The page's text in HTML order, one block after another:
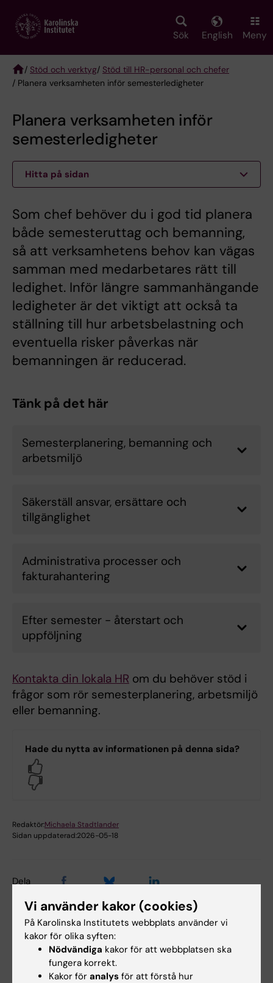
main
Sök English Meny
Breadcrumb
/ Stöd och verktyg/ Stöd till HR-personal och chefer
/ Planera verksamheten inför semesterledigheter
Planera verksamheten inför
semesterledigheter
Hitta på sidan
Som chef behöver du i god tid planera
både semesteruttag och bemanning,
så att verksamhetens behov kan vägas
samman med medarbetares rätt till
ledighet. Inför längre sammanhängande
ledigheter är det viktigt att också ta
ställning till hur arbetsbelastning och
eventuella risker påverkas när
bemanningen är reducerad.
Tänk på det här
Semesterplanering, bemanning och
arbetsmiljö
Säkerställ ansvar, ersättare och
tillgänglighet
Administrativa processer och
fakturahantering
Efter semester - återstart och
uppföljning
Kontakta din lokala HR om du behöver stöd i
frågor som rör semesterplanering, arbetsmiljö
eller bemanning.
Hade du nytta av informationen på denna sida?
Redaktör:Michaela Stadtlander
Sidan uppdaterad:2026-05-18
Dela
Letade du efter
Logga in i PA-webben
Vi använder kakor (cookies)
På Karolinska Institutets webbplats använder vi
kakor för olika syften:
Nödvändiga kakor för att webbplatsen ska
fungera korrekt.
Kakor för analys för att förstå hur